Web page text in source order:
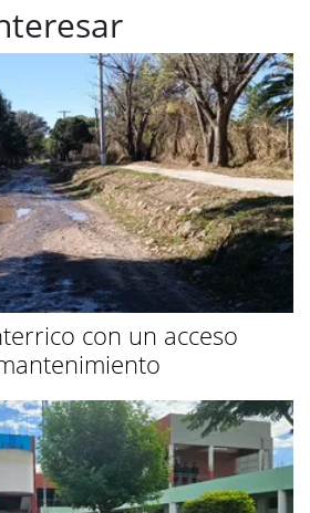
con un acceso